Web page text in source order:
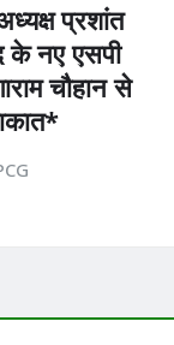
प्रशांत
के नए एसपी
चौहान से